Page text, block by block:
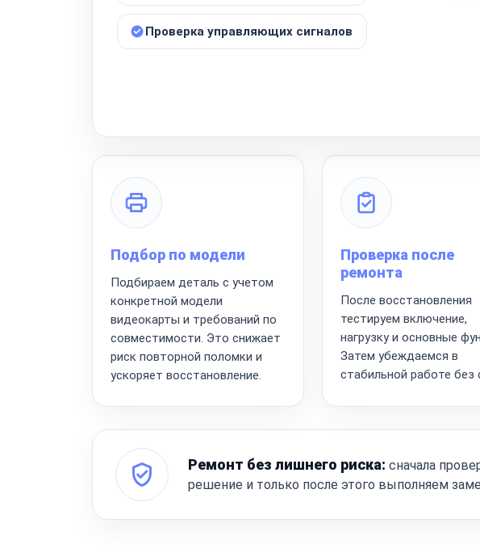
Проверка управляющих сигналов
Подбор по модели
Подбираем деталь с учетом
конкретной модели
видеокарты и требований по
совместимости. Это снижает
риск повторной поломки и
ускоряет восстановление.
Проверка после
ремонта
После восстановления
тестируем включение,
нагрузку и основные
Затем убеждаемся в
стабильной работе без
Ремонт без лишнего риска: сначала
решение и только после этого выполняем